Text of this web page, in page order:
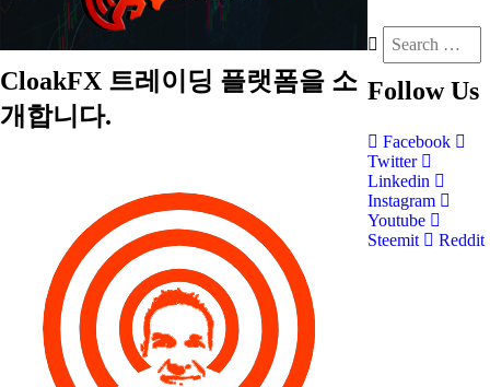
CloakFX 트레이딩 플랫폼을 소
개합니다.
Follow Us
Facebook
Twitter
Linkedin
Instagram
Youtube
Steemit
Reddit